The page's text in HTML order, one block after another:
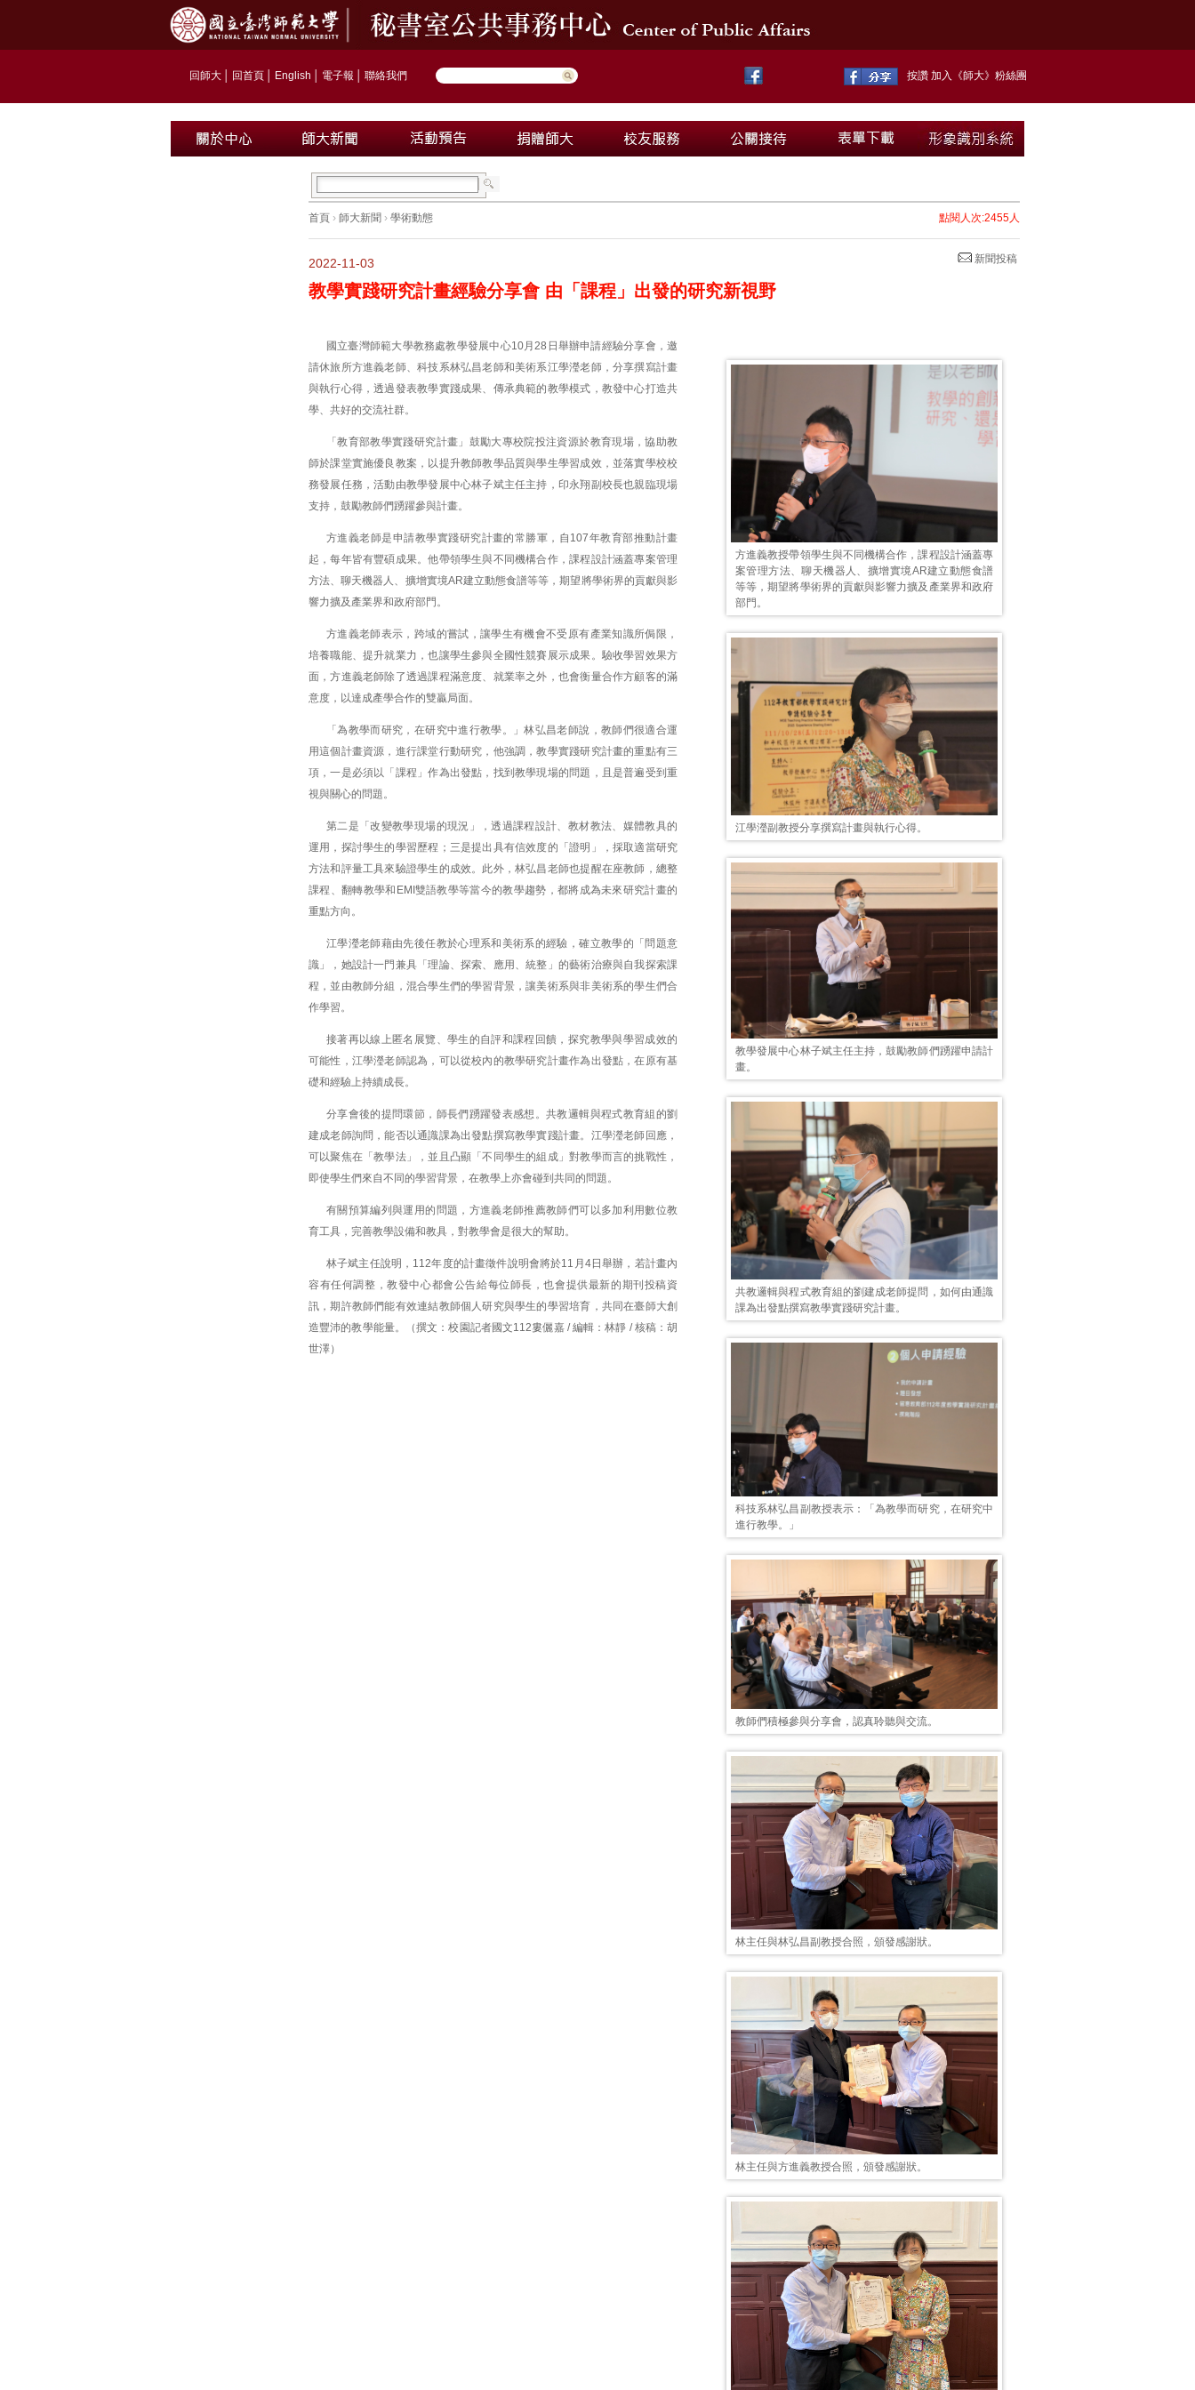
回師大 回首頁 English 電子報 聯絡我們 按讚 加入《師大》粉絲團
首頁 › 師大新聞 › 學術動態 點閱人次:2455人
新聞投稿
2022-11-03
教學實踐研究計畫經驗分享會 由「課程」出發的研究新視野
方進義教授帶領學生與不同機構合作，課程設計涵蓋專
案管理方法、聊天機器人、擴增實境AR建立動態食譜
等等，期望將學術界的貢獻與影響力擴及產業界和政府
部門。
江學瀅副教授分享撰寫計畫與執行心得。
教學發展中心林子斌主任主持，鼓勵教師們踴躍申請計
畫。
共教邏輯與程式教育組的劉建成老師提問，如何由通識
課為出發點撰寫教學實踐研究計畫。
科技系林弘昌副教授表示：「為教學而研究，在研究中
進行教學。」
教師們積極參與分享會，認真聆聽與交流。
林主任與林弘昌副教授合照，頒發感謝狀。
林主任與方進義教授合照，頒發感謝狀。
國立臺灣師範大學教務處教學發展中心10月28日舉辦申請經驗分享會，邀
請休旅所方進義老師、科技系林弘昌老師和美術系江學瀅老師，分享撰寫計畫
與執行心得，透過發表教學實踐成果、傳承典範的教學模式，教發中心打造共
學、共好的交流社群。
「教育部教學實踐研究計畫」鼓勵大專校院投注資源於教育現場，協助教
師於課堂實施優良教案，以提升教師教學品質與學生學習成效，並落實學校校
務發展任務，活動由教學發展中心林子斌主任主持，印永翔副校長也親臨現場
支持，鼓勵教師們踴躍參與計畫。
方進義老師是申請教學實踐研究計畫的常勝軍，自107年教育部推動計畫
起，每年皆有豐碩成果。他帶領學生與不同機構合作，課程設計涵蓋專案管理
方法、聊天機器人、擴增實境AR建立動態食譜等等，期望將學術界的貢獻與影
響力擴及產業界和政府部門。
方進義老師表示，跨域的嘗試，讓學生有機會不受原有產業知識所侷限，
培養職能、提升就業力，也讓學生參與全國性競賽展示成果。驗收學習效果方
面，方進義老師除了透過課程滿意度、就業率之外，也會衡量合作方顧客的滿
意度，以達成產學合作的雙贏局面。
「為教學而研究，在研究中進行教學。」林弘昌老師說，教師們很適合運
用這個計畫資源，進行課堂行動研究，他強調，教學實踐研究計畫的重點有三
項，一是必須以「課程」作為出發點，找到教學現場的問題，且是普遍受到重
視與關心的問題。
第二是「改變教學現場的現況」，透過課程設計、教材教法、媒體教具的
運用，探討學生的學習歷程；三是提出具有信效度的「證明」，採取適當研究
方法和評量工具來驗證學生的成效。此外，林弘昌老師也提醒在座教師，總整
課程、翻轉教學和EMI雙語教學等當今的教學趨勢，都將成為未來研究計畫的
重點方向。
江學瀅老師藉由先後任教於心理系和美術系的經驗，確立教學的「問題意
識」，她設計一門兼具「理論、探索、應用、統整」的藝術治療與自我探索課
程，並由教師分組，混合學生們的學習背景，讓美術系與非美術系的學生們合
作學習。
接著再以線上匿名展覽、學生的自評和課程回饋，探究教學與學習成效的
可能性，江學瀅老師認為，可以從校內的教學研究計畫作為出發點，在原有基
礎和經驗上持續成長。
分享會後的提問環節，師長們踴躍發表感想。共教邏輯與程式教育組的劉
建成老師詢問，能否以通識課為出發點撰寫教學實踐計畫。江學瀅老師回應，
可以聚焦在「教學法」，並且凸顯「不同學生的組成」對教學而言的挑戰性，
即使學生們來自不同的學習背景，在教學上亦會碰到共同的問題。
有關預算編列與運用的問題，方進義老師推薦教師們可以多加利用數位教
育工具，完善教學設備和教具，對教學會是很大的幫助。
林子斌主任說明，112年度的計畫徵件說明會將於11月4日舉辦，若計畫內
容有任何調整，教發中心都會公告給每位師長，也會提供最新的期刊投稿資
訊，期許教師們能有效連結教師個人研究與學生的學習培育，共同在臺師大創
造豐沛的教學能量。（撰文：校園記者國文112婁儷嘉 / 編輯：林靜 / 核稿：胡
世澤）